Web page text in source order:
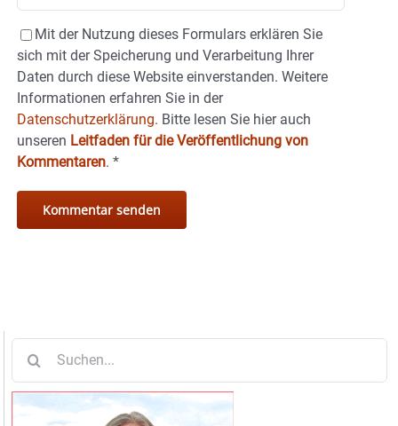
Mit der Nutzung dieses Formulars erklären Sie
sich mit der Speicherung und Verarbeitung Ihrer
Daten durch diese Website einverstanden. Weitere
Informationen erfahren Sie in der
Datenschutzerklärung. Bitte lesen Sie hier auch
unseren Leitfaden für die Veröffentlichung von
Kommentaren. *
nach: